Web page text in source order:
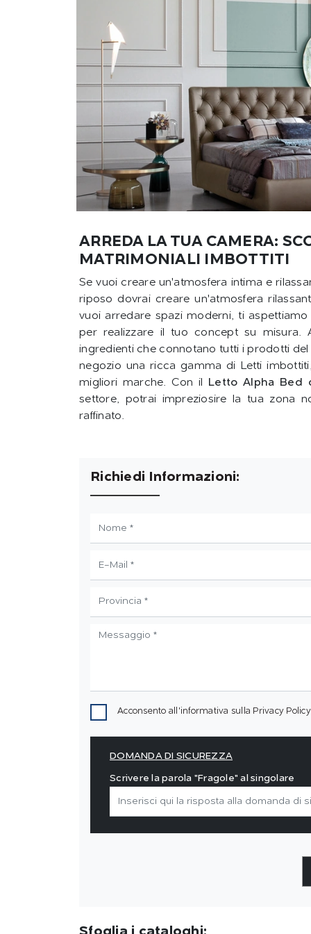
ARREDA LA TUA CAMERA:
MATRIMONIALI IMBOTTITI
Se vuoi creare un'atmosfera intima e
riposo dovrai creare un'atmosfera
vuoi arredare spazi moderni, ti
per realizzare il tuo concept su misura.
ingredienti che connotano tutti i prodotti
negozio una ricca gamma di Letti
migliori marche. Con il
Letto Alpha Bed
settore, potrai impreziosire la tua zona
raffinato.
Richiedi Informazioni:
Acconsento all'informativa sulla Privacy Policy
DOMANDA DI SICUREZZA
Scrivere la parola "Fragole" al singolare